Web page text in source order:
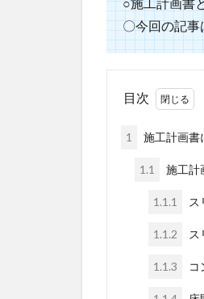
〇今回の記
目次
1 施工計画書
1.1 施工計
1.1.1 ス
1.1.2 ス
1.1.3 コ